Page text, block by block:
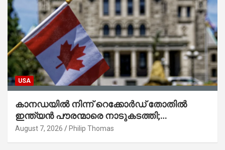
USA
കാനഡയിൽ നിന്ന് റെക്കോർഡ് തോതിൽ
ഇന്ത്യൻ പൗരന്മാരെ നാടുകടത്തി;
ആറുമാസത്തിനിടെ 3,323 പേർ
August 7, 2026 Philip Thomas